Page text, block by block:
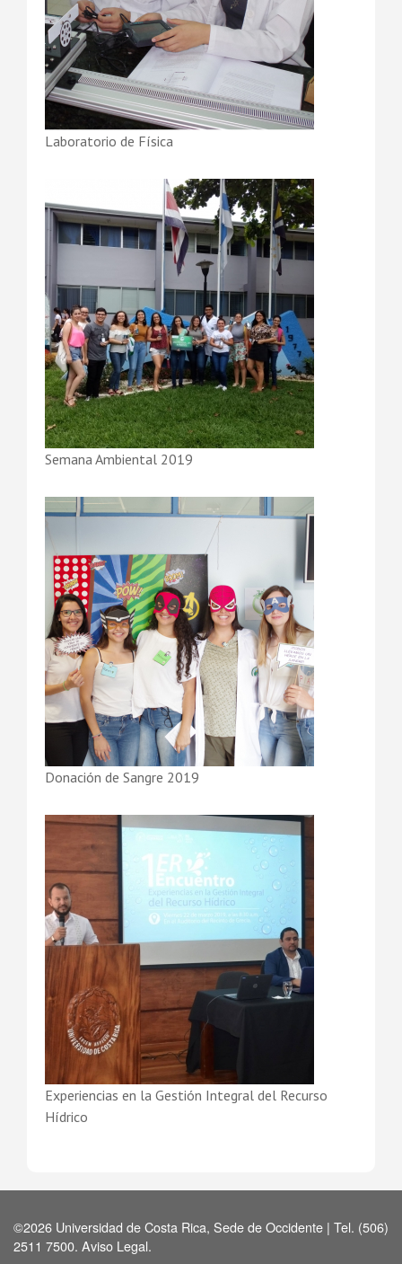
Laboratorio de Física
Semana Ambiental 2019
Donación de Sangre 2019
Experiencias en la Gestión Integral del Recurso
Hídrico
©2026 Universidad de Costa Rica, Sede de Occidente | Tel. (506)
2511 7500. Aviso Legal.